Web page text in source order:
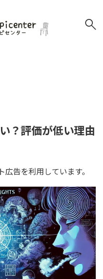
？評価が低い理由
告を利用しています。